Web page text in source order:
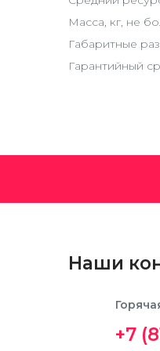
Масса, кг, не
Габаритные
Гарантийный
Наши
+7